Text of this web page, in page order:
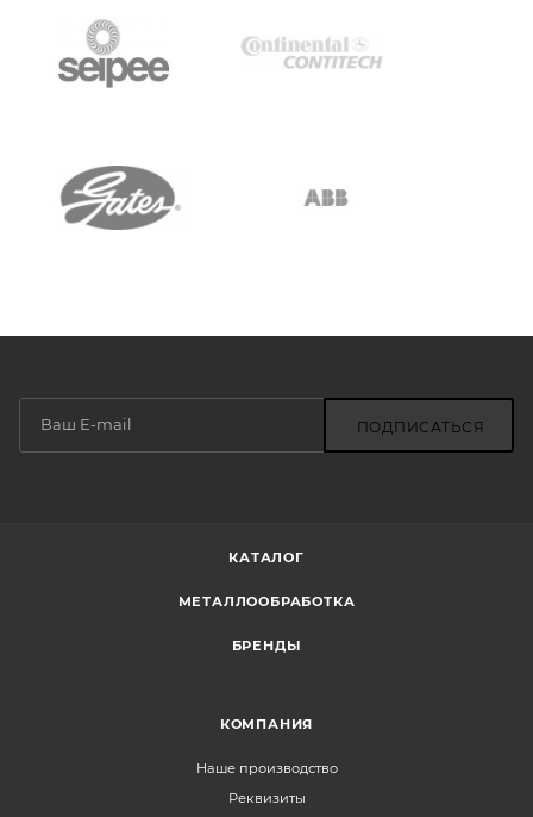
ПОДПИСАТЬСЯ
КАТАЛОГ
МЕТАЛЛООБРАБОТКА
БРЕНДЫ
КОМПАНИЯ
Наше производство
Реквизиты